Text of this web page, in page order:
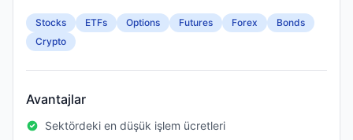
Stocks ETFs Options Futures Forex
Bonds
Crypto
Avantajlar
Sektördeki en düşük işlem ücretleri